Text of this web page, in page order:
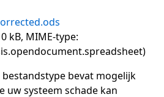
kB, MIME-type:
)
bestandstype bevat mogelijk
uw systeem schade kan